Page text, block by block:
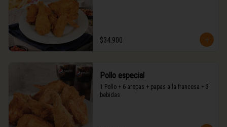
$34.900
Pollo especial
1 Pollo + 6 arepas + papas a la francesa + 3
bebidas